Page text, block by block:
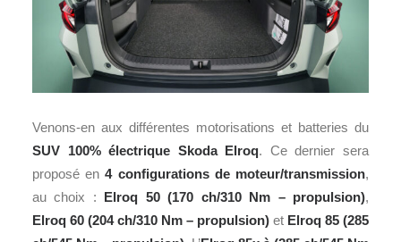
Venons-en aux différentes motorisations et batteries du
SUV 100% électrique Skoda Elroq. Ce dernier sera
proposé en4 configurations de moteur/transmission,
au choix : Elroq 50 (170 ch/310 Nm – propulsion),
Elroq 60 (204 ch/310 Nm – propulsion) et Elroq 85 (285